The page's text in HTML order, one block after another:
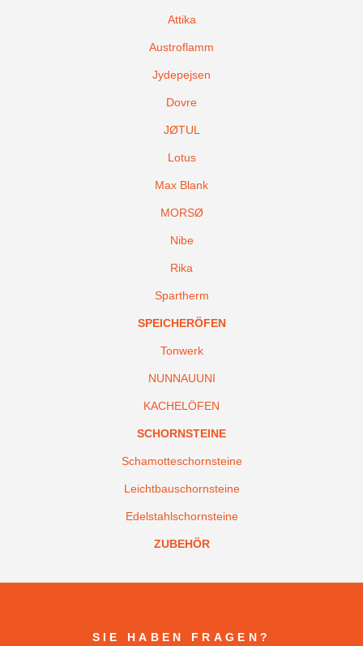
Attika
Austroflamm
Jydepejsen
Dovre
JØTUL
Lotus
Max Blank
MORSØ
Nibe
Rika
Spartherm
SPEICHERÖFEN
Tonwerk
NUNNAUUNI
KACHELÖFEN
SCHORNSTEINE
Schamotteschornsteine
Leichtbauschornsteine
Edelstahlschornsteine
ZUBEHÖR
SIE HABEN FRAGEN?